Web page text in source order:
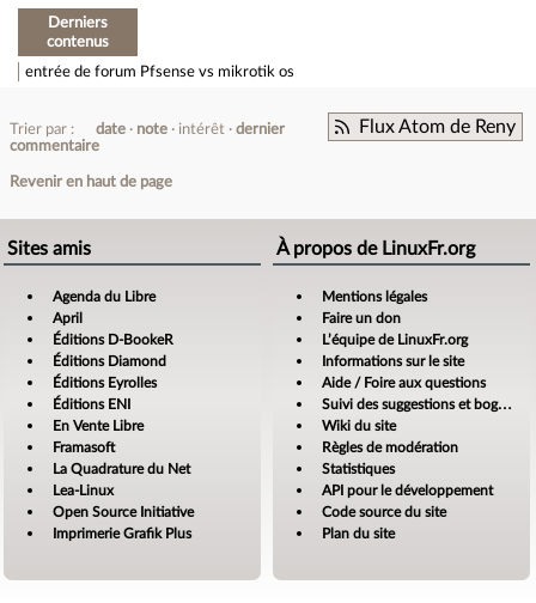
Derniers
contenus
entrée de forum Pfsense vs mikrotik os
Flux Atom de Reny
Trier par : date note intérêt
dernier
commentaire
Revenir en haut de page
Sites amis
Agenda du Libre
April
Éditions D-BookeR
Éditions Diamond
Éditions Eyrolles
Éditions ENI
En Vente Libre
Framasoft
La Quadrature du Net
Lea-Linux
Open Source Initiative
Imprimerie Grafik Plus
À propos de LinuxFr.org
Mentions légales
Faire un don
L’équipe de LinuxFr.org
Informations sur le site
Aide / Foire aux questions
Suivi des suggestions et bogues
Wiki du site
Règles de modération
Statistiques
API pour le développement
Code source du site
Plan du site